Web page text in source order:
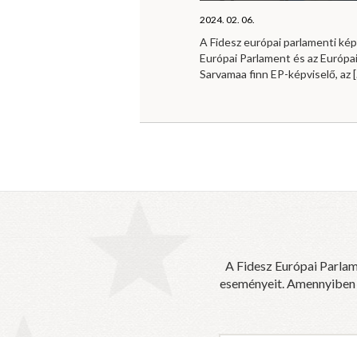
2024. 02. 06.
A Fidesz európai parlamenti
Európai Parlament és az
Sarvamaa finn EP-képviselő, az
A Fidesz Európai
eseményeit.